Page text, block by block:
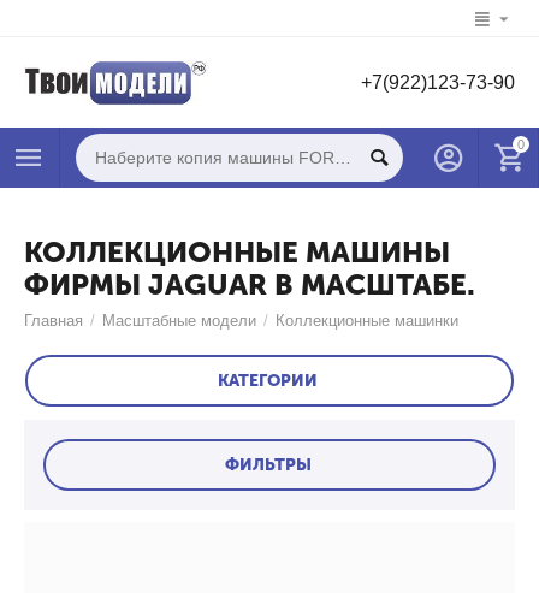
+7(922)123-73-90
0
КОЛЛЕКЦИОННЫЕ МАШИНЫ
ФИРМЫ JAGUAR В МАСШТАБЕ.
Главная / Масштабные модели / Коллекционные машинки
КАТЕГОРИИ
ФИЛЬТРЫ